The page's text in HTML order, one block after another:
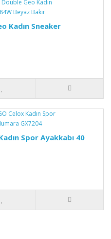
Kadın Sneaker
Spor Ayakkabı 40